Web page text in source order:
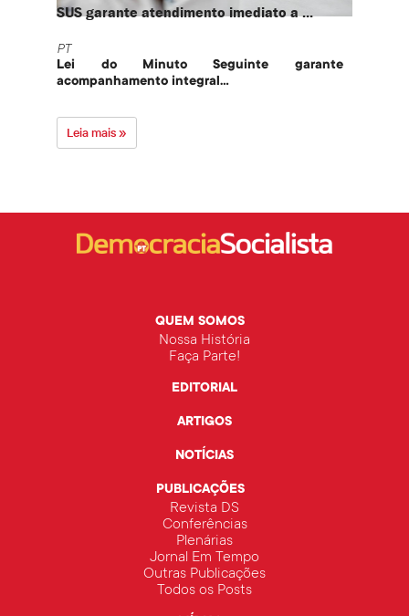
SUS garante atendimento imediato a ...
PT
Lei do Minuto Seguinte garante
acompanhamento integral...
Leia mais »
QUEM SOMOS
Nossa História
Faça Parte!
EDITORIAL
ARTIGOS
NOTÍCIAS
PUBLICAÇÕES
Revista DS
Conferências
Plenárias
Jornal Em Tempo
Outras Publicações
Todos os Posts